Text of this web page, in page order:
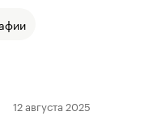
12 августа 2025